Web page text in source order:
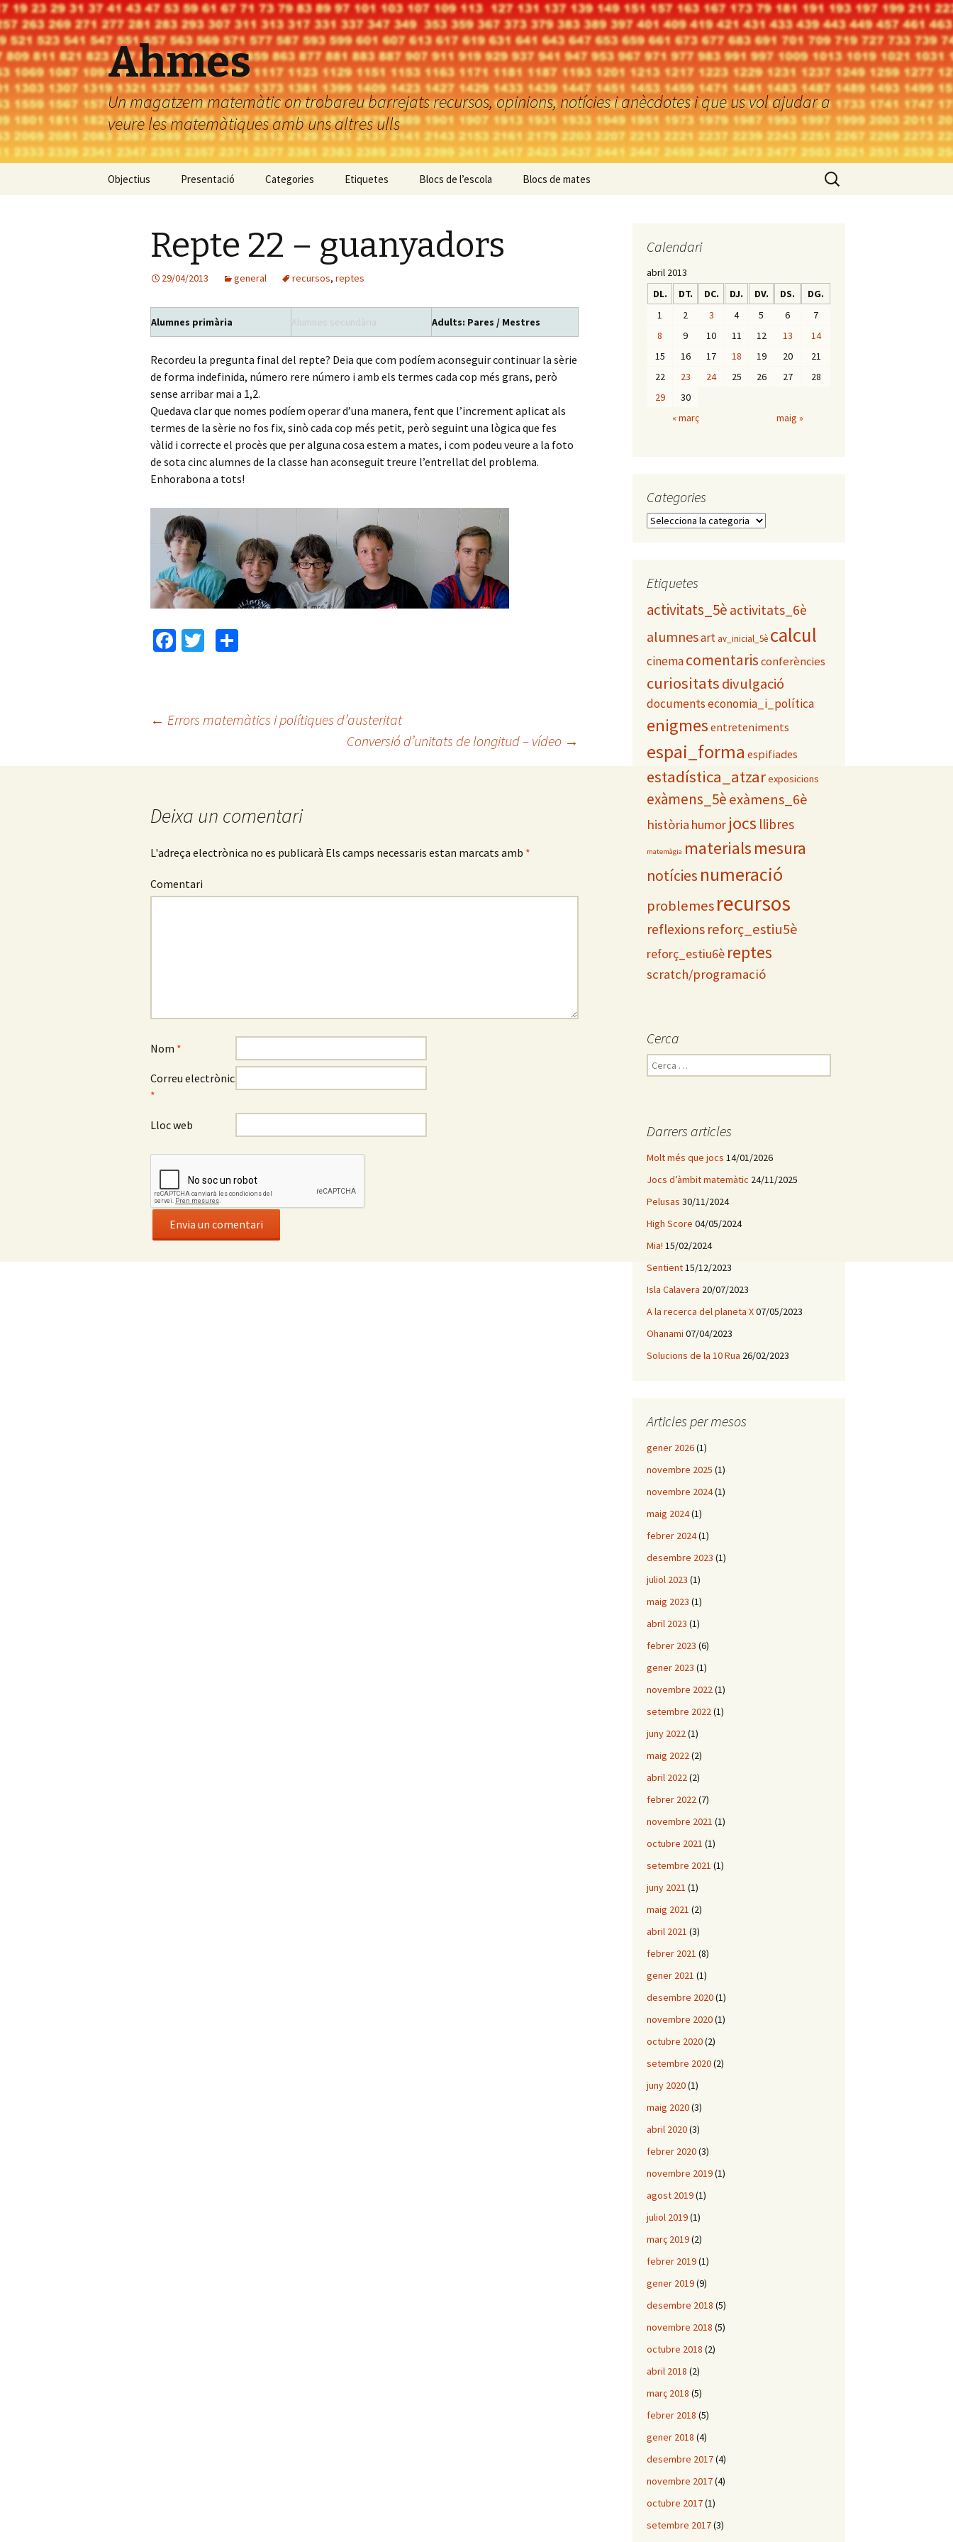
Ahmes
Un magatzem matemàtic on trobareu barrejats recursos, opinions, notícies i anècdotes i que us vol ajudar a
veure les matemàtiques amb uns altres ulls
Vés
Objectius Presentació Categories Etiquetes Blocs de l’escola Blocs de mates Cerca:
Repte 22 – guanyadors
29/04/2013 general recursos, reptes
Alumnes primària Alumnes secundària Adults: Pares / Mestres
Recordeu la pregunta final del repte? Deia que com podíem aconseguir continuar la sèrie
de forma indefinida, número rere número i amb els termes cada cop més grans, però
sense arribar mai a 1,2.
Quedava clar que nomes podíem operar d’una manera, fent que l’increment aplicat als
termes de la sèrie no fos fix, sinò cada cop més petit, però seguint una lògica que fes
vàlid i correcte el procès que per alguna cosa estem a mates, i com podeu veure a la foto
de sota cinc alumnes de la classe han aconseguit treure l’entrellat del problema.
Enhorabona a tots!
Fa
o
T
p
ar
Navegació
← Errors matemàtics i polítiques d’austeritat
Conversió d’unitats de longitud – vídeo →
Deixa un comentari
L'adreça electrònica no es publicarà Els camps necessaris estan marcats amb *
Comentari
Nom *
Correu electrònic
*
Lloc web
Calendari
abril 2013
DL.
DT. DC. DJ. DV. DS. DG.
« març maig »
1 2 3 4 5 6
7
8
9 10 11 12 13
14
15
16 17 18 19 20
21
22
23 24 25 26 27
28
29
30
Categories
C
g
r
e
Etiquetes
activitats_5è activitats_6è
alumnesart av_inicial_5è calcul
cinemacomentarisconferències
curiositatsdivulgació
documentseconomia_i_política
enigmes entreteniments
espai_forma espifiades
estadística_atzarexposicions
exàmens_5èexàmens_6è
història humor jocs llibres
matemàgia materialsmesura
notícies numeració
problemesrecursos
reflexions reforç_estiu5è
reforç_estiu6è reptes
scratch/programació
Cerca
e
:Darrers articles
Molt més que jocs 14/01/2026
Jocs d’àmbit matemàtic 24/11/2025
Pelusas 30/11/2024
High Score 04/05/2024
Mia! 15/02/2024
Sentient15/12/2023
Isla Calavera 20/07/2023
A la recerca del planeta X07/05/2023
Ohanami 07/04/2023
Solucions de la 10 Rua 26/02/2023
Articles per mesos
gener 2026(1)
novembre 2025 (1)
novembre 2024(1)
maig 2024(1)
febrer 2024(1)
desembre 2023 (1)
juliol 2023 (1)
maig 2023 (1)
abril 2023 (1)
febrer 2023 (6)
gener 2023 (1)
novembre 2022(1)
setembre 2022(1)
juny 2022(1)
maig 2022(2)
abril 2022(2)
febrer 2022(7)
novembre 2021 (1)
octubre 2021 (1)
setembre 2021 (1)
juny 2021 (1)
maig 2021 (2)
abril 2021 (3)
febrer 2021 (8)
gener 2021 (1)
desembre 2020(1)
novembre 2020(1)
octubre 2020(2)
setembre 2020(2)
juny 2020(1)
maig 2020(3)
abril 2020(3)
febrer 2020(3)
novembre 2019(1)
agost 2019(1)
juliol 2019(1)
març 2019(2)
febrer 2019(1)
gener 2019(9)
desembre 2018 (5)
novembre 2018 (5)
octubre 2018 (2)
abril 2018 (2)
març 2018 (5)
febrer 2018 (5)
gener 2018 (4)
desembre 2017(4)
novembre 2017(4)
octubre 2017(1)
setembre 2017(3)